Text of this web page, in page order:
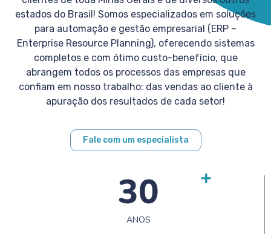
estados do Brasil! Somos especializados em soluções
para automação e gestão empresarial (ERP –
Enterprise Resource Planning), oferecendo sistemas
completos e com ótimo custo-benefício, que
abrangem todos os processos das empresas que
confiam em nosso trabalho: das vendas ao cliente à
apuração dos resultados de cada setor!
Fale com um especialista
ANOS
30